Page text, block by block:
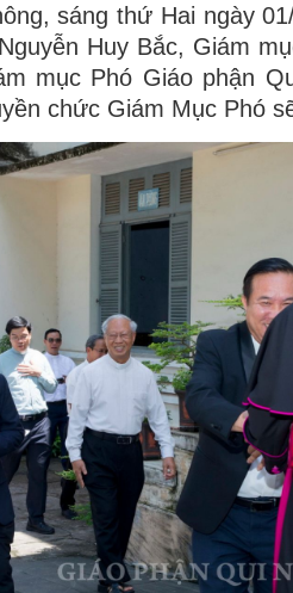
sáng thứ Hai ngày
Huy Bắc, Giám
mục Phó Giáo phận
chức Giám Mục Phó